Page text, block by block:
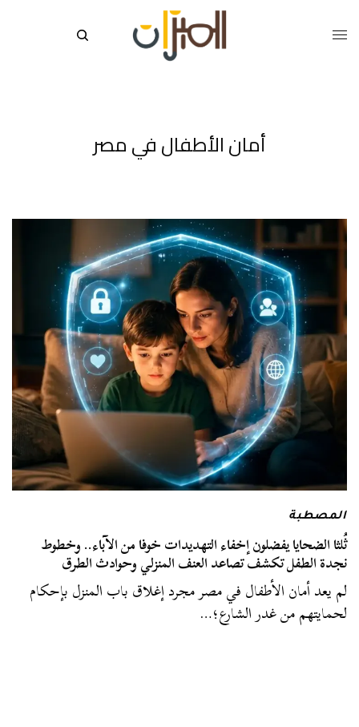
أمان الأطفال في مصر
المصطبة
ثُلثا الضحايا يفضلون إخفاء التهديدات خوفا من الآباء.. وخطوط
نجدة الطفل تكشف تصاعد العنف المنزلي وحوادث الطرق
لم يعد أمان الأطفال في مصر مجرد إغلاق باب المنزل بإحكام
لحمايتهم من غدر الشارع؛…